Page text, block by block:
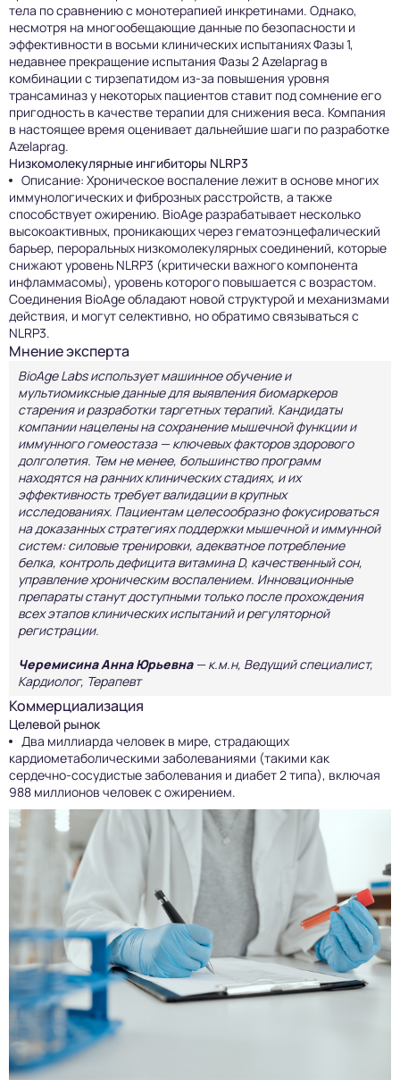
тела по сравнению с монотерапией инкретинами. Однако,
несмотря на многообещающие данные по безопасности и
эффективности в восьми клинических испытаниях Фазы 1,
недавнее прекращение испытания Фазы 2 Azelaprag в
комбинации с тирзепатидом из-за повышения уровня
трансаминаз у некоторых пациентов ставит под сомнение его
пригодность в качестве терапии для снижения веса. Компания
в настоящее время оценивает дальнейшие шаги по разработке
Azelaprag.
Низкомолекулярные ингибиторы NLRP3
Описание: Хроническое воспаление лежит в основе многих
иммунологических и фиброзных расстройств, а также
способствует ожирению. BioAge разрабатывает несколько
высокоактивных, проникающих через гематоэнцефалический
барьер, пероральных низкомолекулярных соединений, которые
снижают уровень NLRP3 (критически важного компонента
инфламмасомы), уровень которого повышается с возрастом.
Соединения BioAge обладают новой структурой и механизмами
действия, и могут селективно, но обратимо связываться с
NLRP3.
Мнение эксперта
BioAge Labs использует машинное обучение и
мультиомиксные данные для выявления биомаркеров
старения и разработки таргетных терапий. Кандидаты
компании нацелены на сохранение мышечной функции и
иммунного гомеостаза — ключевых факторов здорового
долголетия. Тем не менее, большинство программ
находятся на ранних клинических стадиях, и их
эффективность требует валидации в крупных
исследованиях. Пациентам целесообразно фокусироваться
на доказанных стратегиях поддержки мышечной и иммунной
систем: силовые тренировки, адекватное потребление
белка, контроль дефицита витамина D, качественный сон,
управление хроническим воспалением. Инновационные
препараты станут доступными только после прохождения
всех этапов клинических испытаний и регуляторной
регистрации.
Черемисина Анна Юрьевна— к.м.н, Ведущий специалист,
Кардиолог, Терапевт
Коммерциализация
Целевой рынок
Два миллиарда человек в мире, страдающих
кардиометаболическими заболеваниями (такими как
сердечно-сосудистые заболевания и диабет 2 типа), включая
988 миллионов человек с ожирением.